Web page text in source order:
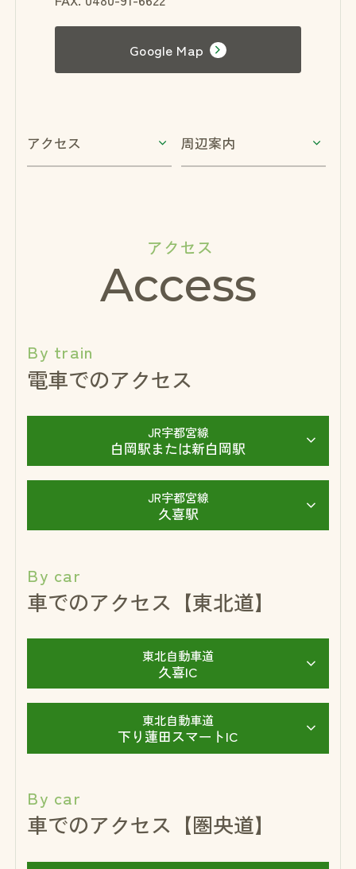
Google Map
アクセス 周辺案内
アクセス
Access
By train
電車でのアクセス
JR宇都宮線
白岡駅または新白岡駅
JR宇都宮線
久喜駅
By car
車でのアクセス【東北道】
東北自動車道
久喜IC
東北自動車道
下り蓮田スマートIC
By car
車でのアクセス【圏央道】